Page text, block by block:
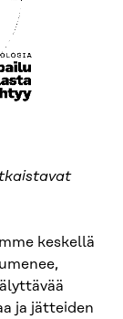
keskellä
ja jätteiden